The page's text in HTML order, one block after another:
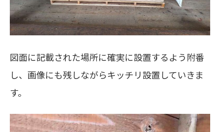
図面に記載された場所に確実に設置するよう附番
し、画像にも残しながらキッチリ設置していきま
す。